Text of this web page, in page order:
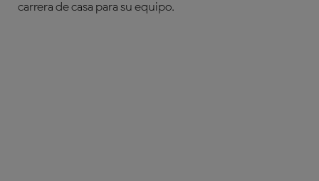
carrera de casa para su equipo.